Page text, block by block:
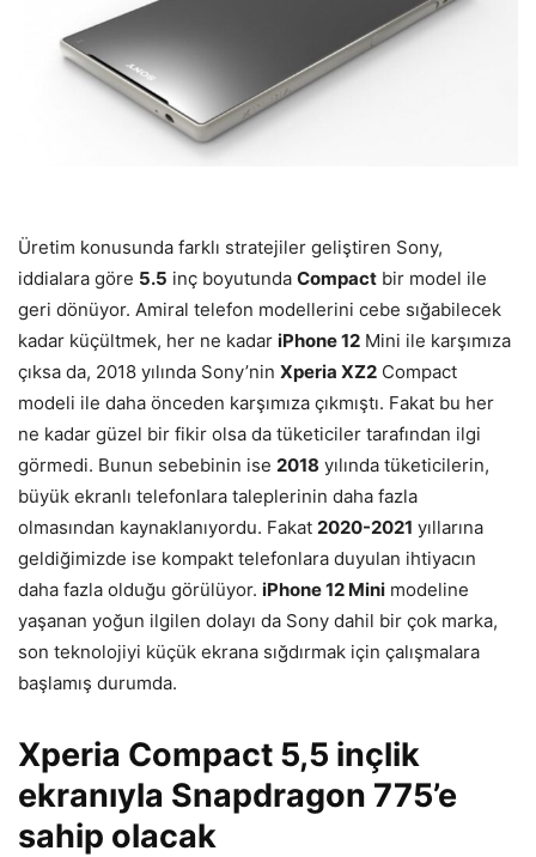
Üretim konusunda farklı stratejiler geliştiren Sony,
iddialara göre 5.5 inç boyutunda Compact bir model ile
geri dönüyor. Amiral telefon modellerini cebe sığabilecek
kadar küçültmek, her ne kadar iPhone 12 Mini ile karşımıza
çıksa da, 2018 yılında Sony’nin Xperia XZ2 Compact
modeli ile daha önceden karşımıza çıkmıştı. Fakat bu her
ne kadar güzel bir fikir olsa da tüketiciler tarafından ilgi
görmedi. Bunun sebebinin ise 2018 yılında tüketicilerin,
büyük ekranlı telefonlara taleplerinin daha fazla
olmasından kaynaklanıyordu. Fakat 2020-2021 yıllarına
geldiğimizde ise kompakt telefonlara duyulan ihtiyacın
daha fazla olduğu görülüyor. iPhone 12 Mini modeline
yaşanan yoğun ilgilen dolayı da Sony dahil bir çok marka,
son teknolojiyi küçük ekrana sığdırmak için çalışmalara
başlamış durumda.
Xperia Compact 5,5 inçlik
ekranıyla Snapdragon 775’e
sahip olacak